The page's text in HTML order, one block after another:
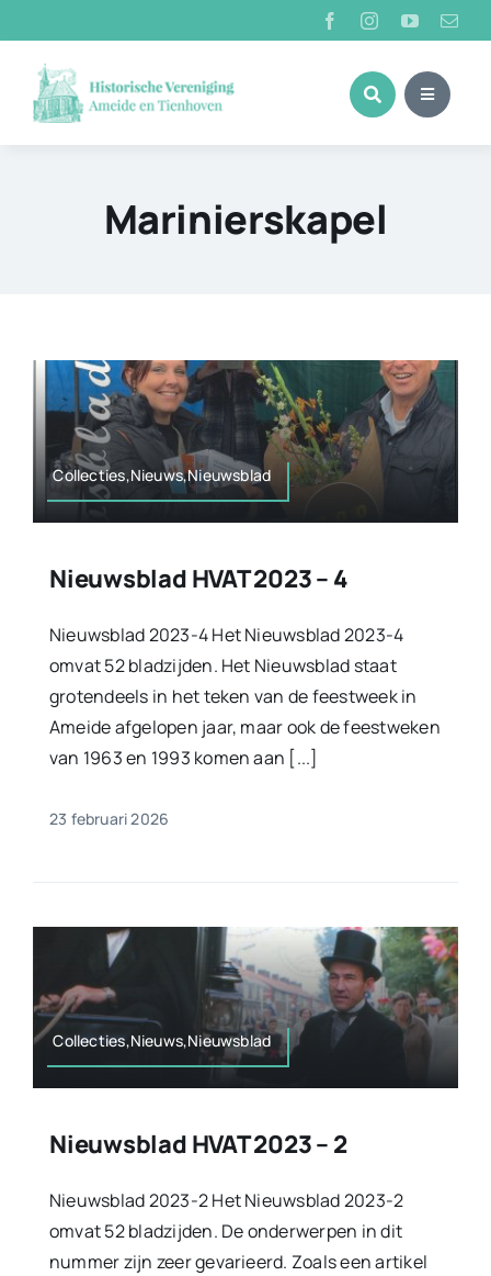
naar
inhoud
Marinierskapel
Collecties,Nieuws,Nieuwsblad
Nieuwsblad HVAT 2023 – 4
Nieuwsblad 2023-4 Het Nieuwsblad 2023-4
omvat 52 bladzijden. Het Nieuwsblad staat
grotendeels in het teken van de feestweek in
Ameide afgelopen jaar, maar ook de feestweken
van 1963 en 1993 komen aan [...]
23 februari 2026
Collecties,Nieuws,Nieuwsblad
Nieuwsblad HVAT 2023 – 2
Nieuwsblad 2023-2 Het Nieuwsblad 2023-2
omvat 52 bladzijden. De onderwerpen in dit
nummer zijn zeer gevarieerd. Zoals een artikel